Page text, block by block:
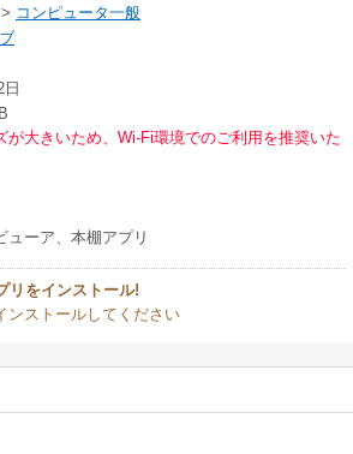
> コンピュータ一般
大きいため、Wi-Fi環境でのご利用を推奨いた
ューア、本棚アプリ
リをインストール!
ンストールしてください